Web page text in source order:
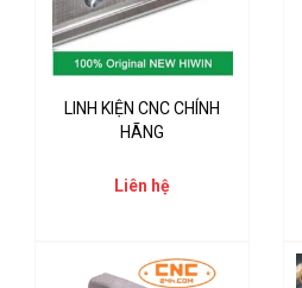
LINH KIỆN CNC CHÍNH
HÃNG
Liên hệ